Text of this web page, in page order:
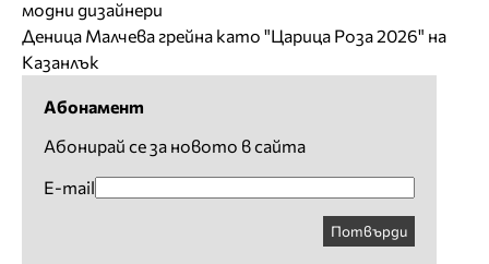
модни дизайнери
Деница Малчева грейна като "Царица Роза 2026" на
Казанлък
Абонамент
Абонирай се за новото в сайта
E-mail
Потвърди